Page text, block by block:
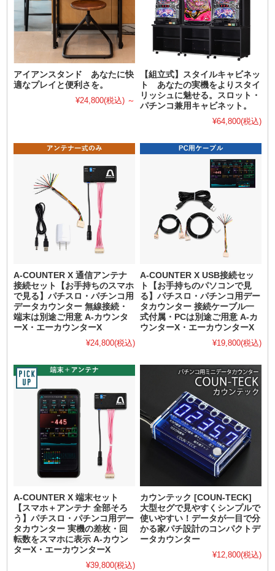
アイアンスタンド あなたに快
適なプレイと便利さを。
¥24,800(税込) ～
【組立式】スタイルキャビネッ
ト あなたの実機をよりスタイ
リッシュに魅せる。スロット・
パチンコ兼用キャビネット。
¥64,800(税込)
A-COUNTER X 通信アンテナ
接続セット【お手持ちのスマホ
で見る】パチスロ・パチンコ用
データカウンター 無線接続・
端末は別途ご用意 A-カウンタ
ーX・エーカウンターX
¥24,800(税込)
A-COUNTER X USB接続セッ
ト【お手持ちのパソコンで見
る】パチスロ・パチンコ用デー
タカウンター 接続ケーブル一
式付属・PCは別途ご用意 A-カ
ウンターX・エーカウンターX
¥19,800(税込)
A-COUNTER X 端末セット
【スマホ＋アンテナ 全部そろ
う】パチスロ・パチンコ用デー
タカウンター 実機の差枚・回
転数をスマホに表示 A-カウン
ターX・エーカウンターX
¥39,800(税込)
カウンテック [COUN-TECK]
大型セグで見やすくシンプルで
使いやすい！データが一目で分
かる家パチ設計のコンパクトデ
ータカウンター
¥12,800(税込)